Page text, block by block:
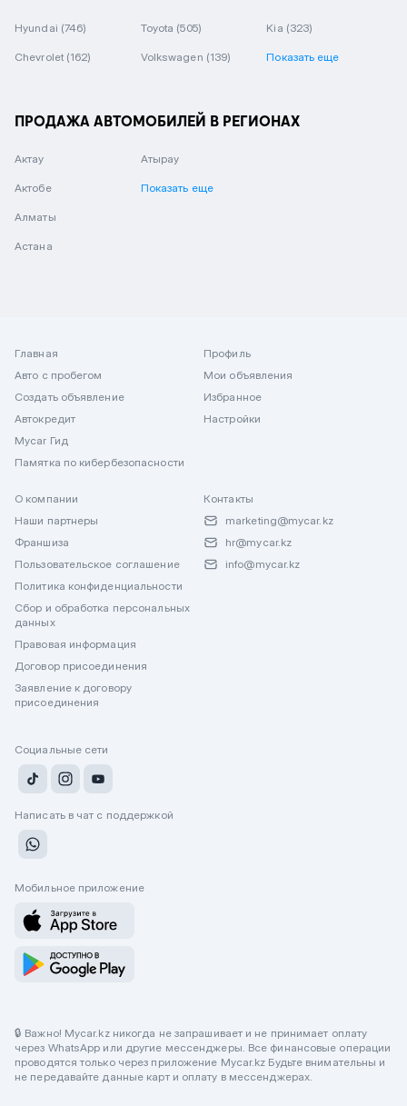
Hyundai (746) Toyota (505) Kia (323)
Chevrolet (162) Volkswagen (139) Показать еще
ПРОДАЖА АВТОМОБИЛЕЙ В РЕГИОНАХ
Актау
Актобе
Алматы
Астана
Атырау
Показать еще
Главная
Авто с пробегом
Создать объявление
Автокредит
Mycar Гид
Памятка по кибербезопасности
Профиль
Мои объявления
Избранное
Настройки
О компании
Наши партнеры
Франшиза
Пользовательское соглашение
Политика конфиденциальности
Сбор и обработка персональных
данных
Правовая информация
Договор присоединения
Заявление к договору
присоединения
Контакты
marketing@mycar.kz
hr@mycar.kz
info@mycar.kz
Социальные сети
Написать в чат с поддержкой
Мобильное приложение
🔒 Важно! Mycar.kz никогда не запрашивает и не принимает оплату
через WhatsApp или другие мессенджеры. Все финансовые операции
проводятся только через приложение Mycar.kz Будьте внимательны и
не передавайте данные карт и оплату в мессенджерах.